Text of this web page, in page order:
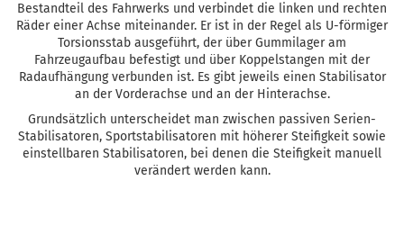
Bestandteil des Fahrwerks und verbindet die linken und rechten
Räder einer Achse miteinander. Er ist in der Regel als U-förmiger
Torsionsstab ausgeführt, der über Gummilager am
Fahrzeugaufbau befestigt und über Koppelstangen mit der
Radaufhängung verbunden ist. Es gibt jeweils einen Stabilisator
an der Vorderachse und an der Hinterachse.
Grundsätzlich unterscheidet man zwischen passiven Serien-
Stabilisatoren, Sportstabilisatoren mit höherer Steifigkeit sowie
einstellbaren Stabilisatoren, bei denen die Steifigkeit manuell
verändert werden kann.